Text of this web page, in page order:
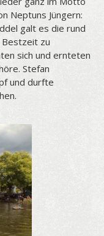
Neptuns Jüngern:
galt es die rund
Bestzeit zu
sich und ernteten
Stefan
und durfte